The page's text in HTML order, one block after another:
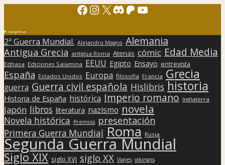
Facebook
Instagram
X Discord
Patreon
YouTube
Sorpresa
2ª Guerra Mundial. Alejandro Magno Alemania
Antigua Grecia antigua Roma Atenas cómic Edad Media
Edhasa Ediciones Salamina EEUU Egipto Ensayo entrevista
España Estados Unidos Europa filosofía Francia Grecia
guerra Guerra civil española Hislibris historia
Historia de España histórica Imperio romano Inglaterra
Japón libros literatura nazismo novela
Novela histórica Premios presentación
Primera Guerra Mundial Roma Rusia
Segunda Guerra Mundial
Siglo XIX siglo XVI siglo XX Viajes vikingos